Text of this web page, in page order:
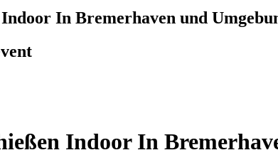
In Bremerhaven und
Indoor In